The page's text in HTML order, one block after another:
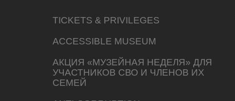
TICKETS & PRIVILEGES
ACCESSIBLE MUSEUM
АКЦИЯ «МУЗЕЙНАЯ НЕДЕЛЯ» ДЛЯ
УЧАСТНИКОВ СВО И ЧЛЕНОВ ИХ
СЕМЕЙ